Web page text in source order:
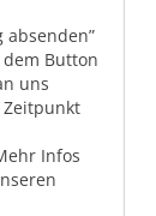
absenden”
Button
uns
Infos